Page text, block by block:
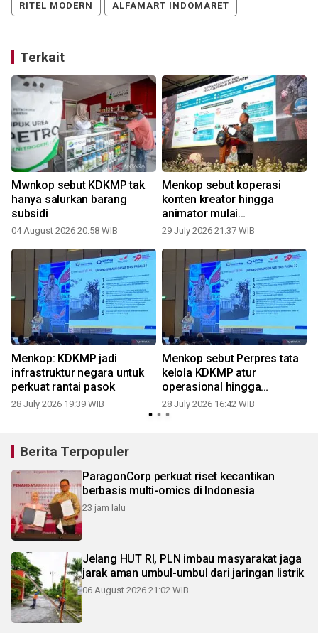
RITEL MODERN ALFAMART INDOMARET
Terkait
Mwnkop sebut KDKMP tak
hanya salurkan barang
subsidi
04 August 2026 20:58 WIB
Menkop sebut koperasi
konten kreator hingga
animator mulai
bermunculan
29 July 2026 21:37 WIB
Menkop: KDKMP jadi
infrastruktur negara untuk
perkuat rantai pasok
28 July 2026 19:39 WIB
Menkop sebut Perpres tata
kelola KDKMP atur
operasional hingga
pembiayaan
28 July 2026 16:42 WIB
Berita Terpopuler
ParagonCorp perkuat riset kecantikan
berbasis multi-omics di Indonesia
23 jam lalu
Jelang HUT RI, PLN imbau masyarakat jaga
jarak aman umbul-umbul dari jaringan listrik
06 August 2026 21:02 WIB